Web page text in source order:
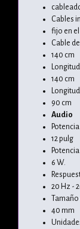
Cables
fijo en
Cable
140 cm
140 cm
90 cm
Audio
12 pulg
6 W.
20 Hz -
40 mm